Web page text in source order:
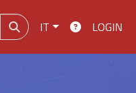
IT LOGIN